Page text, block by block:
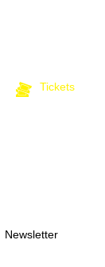
Tickets
Newsletter